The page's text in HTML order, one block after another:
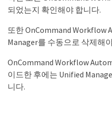
되었는지 확인해야 합니다.
또한 OnCommand Workflow
Manager를 수동으로 삭제해
OnCommand Workflow
이드한 후에는 Unified
니다.